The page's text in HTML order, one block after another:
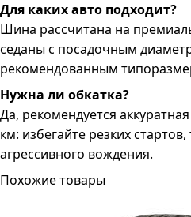
Для каких авто подходит?
Шина рассчитана на
седаны с посадочным
рекомендованным
Нужна ли обкатка?
Да, рекомендуется
км: избегайте резких
агрессивного вождения.
Похожие товары